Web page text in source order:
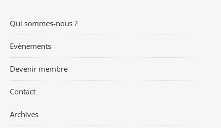
Qui sommes-nous ?
Evènements
Devenir membre
Contact
Archives